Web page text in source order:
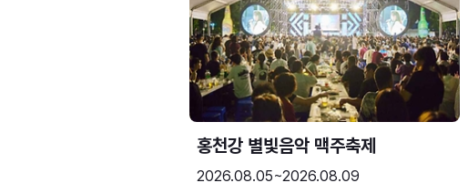
홍천강 별빛음악 맥주축제
2026.08.05~2026.08.09